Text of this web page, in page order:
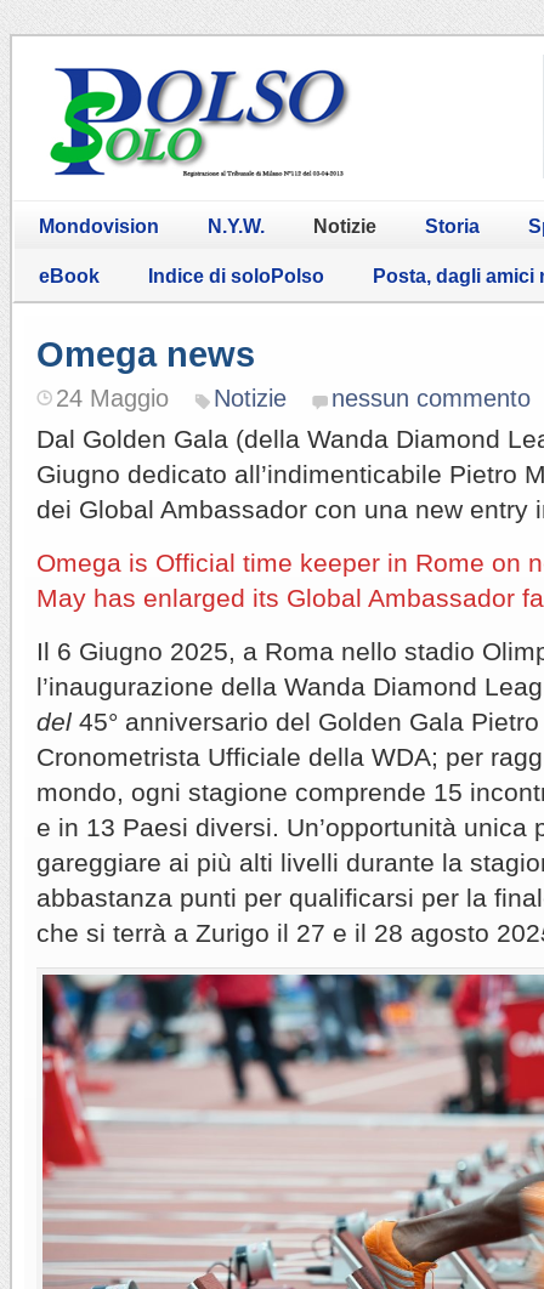
Mondovision N.Y.W. Notizie Storia
eBook Indice di soloPolso Posta, dagli amici
Omega news
24 Maggio Notizie nessun commento
Dal Golden Gala (della Wanda Diamond
Giugno dedicato all’indimenticabile Pietro
dei Global Ambassador con una new entry
Omega is Official time keeper in Rome on
May has enlarged its Global Ambassador
Il 6 Giugno 2025, a Roma nello stadio
l’inaugurazione della Wanda Diamond
del 45° anniversario del Golden Gala
Cronometrista Ufficiale della WDA; per
mondo, ogni stagione comprende 15
e in 13 Paesi diversi. Un’opportunità unica
gareggiare ai più alti livelli durante la
abbastanza punti per qualificarsi per la
che si terrà a Zurigo il 27 e il 28 agosto 202